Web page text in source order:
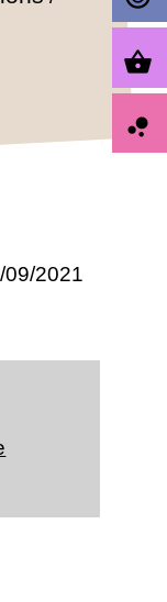
09/2021
shopping_basket
bubble_chart